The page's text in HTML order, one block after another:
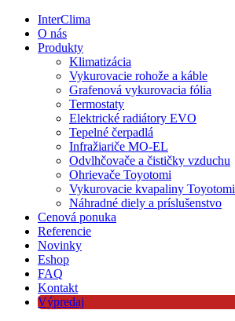
InterClima
O nás
Produkty
Klimatizácia
Vykurovacie rohože a káble
Grafenová vykurovacia fólia
Termostaty
Elektrické radiátory EVO
Tepelné čerpadlá
Infražiariče MO-EL
Odvlhčovače a čističky vzduchu
Ohrievače Toyotomi
Vykurovacie kvapaliny Toyotomi
Náhradné diely a príslušenstvo
Cenová ponuka
Referencie
Novinky
Eshop
FAQ
Kontakt
Výpredaj